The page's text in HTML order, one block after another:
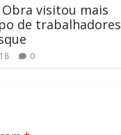
Obra visitou mais
de trabalhadores
0